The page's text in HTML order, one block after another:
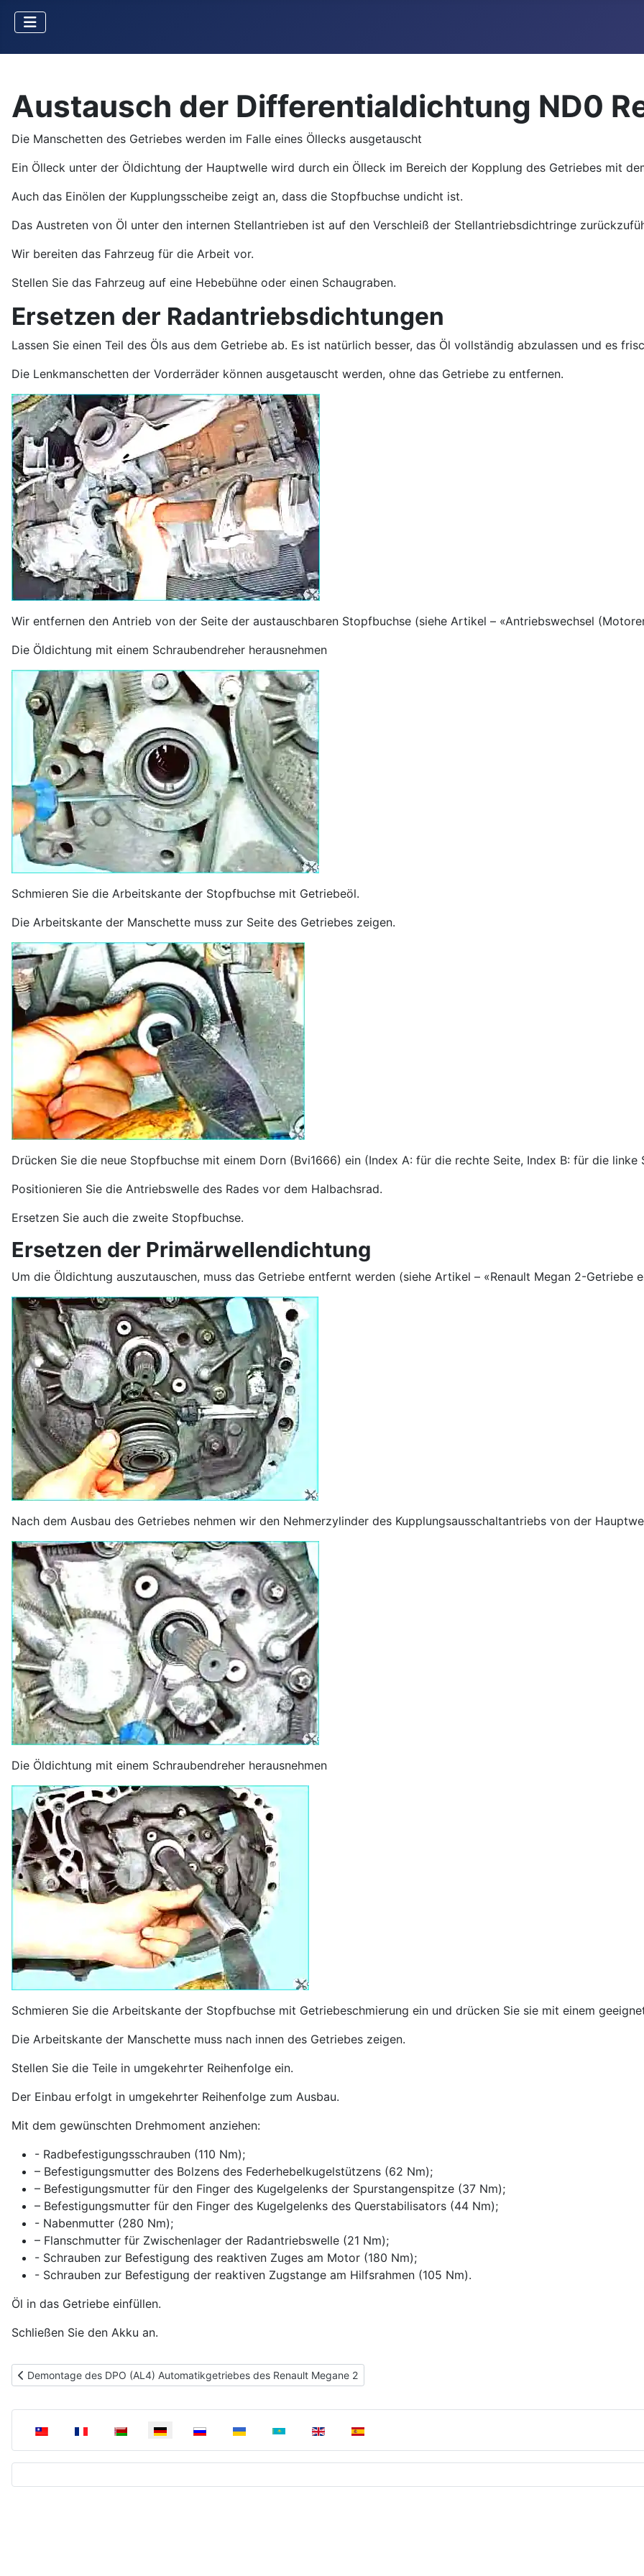
Austausch der Differentialdichtung ND0
Die Manschetten des Getriebes werden im Falle eines Öllecks ausgetauscht
Ein Ölleck unter der Öldichtung der Hauptwelle wird durch ein Ölleck im Bereich der Kopplung des Getriebes mit
Auch das Einölen der Kupplungsscheibe zeigt an, dass die Stopfbuchse undicht ist.
Das Austreten von Öl unter den internen Stellantrieben ist auf den Verschleiß der Stellantriebsdichtringe
Wir bereiten das Fahrzeug für die Arbeit vor.
Stellen Sie das Fahrzeug auf eine Hebebühne oder einen Schaugraben.
Ersetzen der Radantriebsdichtungen
Lassen Sie einen Teil des Öls aus dem Getriebe ab. Es ist natürlich besser, das Öl vollständig abzulassen und es
Die Lenkmanschetten der Vorderräder können ausgetauscht werden, ohne das Getriebe zu entfernen.
Wir entfernen den Antrieb von der Seite der austauschbaren Stopfbuchse (siehe Artikel – «Antriebswechsel
Die Öldichtung mit einem Schraubendreher herausnehmen
Schmieren Sie die Arbeitskante der Stopfbuchse mit Getriebeöl.
Die Arbeitskante der Manschette muss zur Seite des Getriebes zeigen.
Drücken Sie die neue Stopfbuchse mit einem Dorn (Bvi1666) ein (Index A: für die rechte Seite, Index B: für die linke
Positionieren Sie die Antriebswelle des Rades vor dem Halbachsrad.
Ersetzen Sie auch die zweite Stopfbuchse.
Ersetzen der Primärwellendichtung
Um die Öldichtung auszutauschen, muss das Getriebe entfernt werden (siehe Artikel – «Renault Megan 2-Getriebe
Nach dem Ausbau des Getriebes nehmen wir den Nehmerzylinder des Kupplungsausschaltantriebs von der
Die Öldichtung mit einem Schraubendreher herausnehmen
Schmieren Sie die Arbeitskante der Stopfbuchse mit Getriebeschmierung ein und drücken Sie sie mit einem
Die Arbeitskante der Manschette muss nach innen des Getriebes zeigen.
Stellen Sie die Teile in umgekehrter Reihenfolge ein.
Der Einbau erfolgt in umgekehrter Reihenfolge zum Ausbau.
Mit dem gewünschten Drehmoment anziehen:
- Radbefestigungsschrauben (110 Nm);
– Befestigungsmutter des Bolzens des Federhebelkugelstützens (62 Nm);
– Befestigungsmutter für den Finger des Kugelgelenks der Spurstangenspitze (37 Nm);
– Befestigungsmutter für den Finger des Kugelgelenks des Querstabilisators (44 Nm);
- Nabenmutter (280 Nm);
– Flanschmutter für Zwischenlager der Radantriebswelle (21 Nm);
- Schrauben zur Befestigung des reaktiven Zuges am Motor (180 Nm);
- Schrauben zur Befestigung der reaktiven Zugstange am Hilfsrahmen (105 Nm).
Öl in das Getriebe einfüllen.
Schließen Sie den Akku an.
Vorheriger Beitrag: Demontage des DPO (AL4) Automatikgetriebes des Renault Megane 2
Demontage des DPO (AL4) Automatikgetriebes des Renault Megane 2
Sprache auswählen